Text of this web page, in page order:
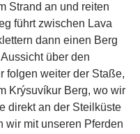
Strand an und reiten
führt zwischen Lava
dann einen Berg
über den
folgen weiter der Staße,
Krýsuvíkur Berg, wo wir
direkt an der Steilküste
wir mit unseren Pferden